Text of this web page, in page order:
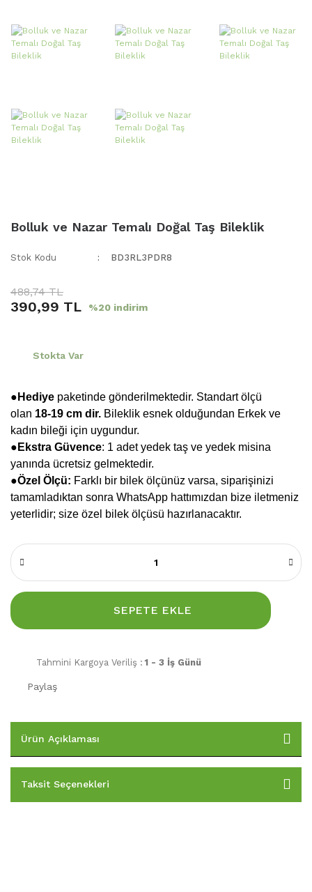
Bolluk ve Nazar Temalı Doğal Taş Bileklik
Stok Kodu BD3RL3PDR8
488,74 TL
390,99 TL %20 indirim
Stokta Var
●Hediye paketinde gönderilmektedir. Standart ölçü
olan 18-19 cm dir. Bileklik esnek olduğundan Erkek ve
kadın bileği için uygundur.
● Ekstra Güvence: 1 adet yedek taş ve yedek misina
yanında ücretsiz gelmektedir.
●Özel Ölçü: Farklı bir bilek ölçünüz varsa, siparişinizi
tamamladıktan sonra WhatsApp hattımızdan bize iletmeniz
yeterlidir; size özel bilek ölçüsü hazırlanacaktır.
SEPETE EKLE
Tahmini Kargoya Veriliş : 1 - 3 İş Günü
Paylaş
Ürün Açıklaması
Taksit Seçenekleri